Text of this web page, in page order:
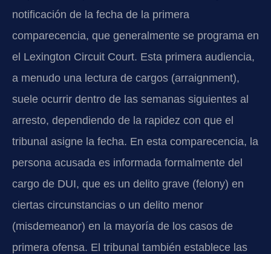
notificación de la fecha de la primera
comparecencia, que generalmente se programa en
el Lexington Circuit Court. Esta primera audiencia,
a menudo una lectura de cargos (arraignment),
suele ocurrir dentro de las semanas siguientes al
arresto, dependiendo de la rapidez con que el
tribunal asigne la fecha. En esta comparecencia, la
persona acusada es informada formalmente del
cargo de DUI, que es un delito grave (felony) en
ciertas circunstancias o un delito menor
(misdemeanor) en la mayoría de los casos de
primera ofensa. El tribunal también establece las